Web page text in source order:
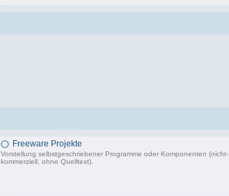
Freeware Projekte
Vorstellung selbstgeschriebener Programme oder Komponenten (nicht-
kommerziell, ohne Quelltext).